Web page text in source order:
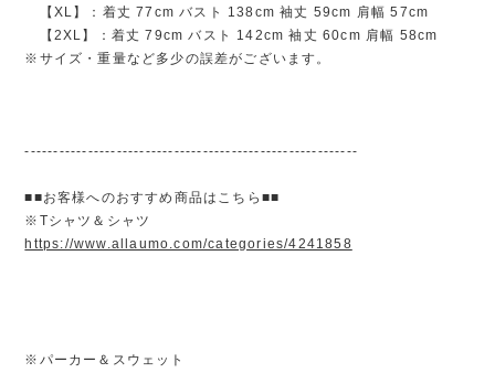
【XL】：着丈 77cm バスト 138cm 袖丈 59cm 肩幅 57cm
【2XL】：着丈 79cm バスト 142cm 袖丈 60cm 肩幅 58cm
※サイズ・重量など多少の誤差がございます。
----------------------------------------------------------
■■お客様へのおすすめ商品はこちら■■
※Tシャツ＆シャツ
https://www.allaumo.com/categories/4241858
※パーカー＆スウェット